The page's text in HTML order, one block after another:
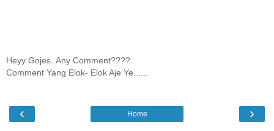
Heyy Gojes..Any Comment????
Comment Yang Elok- Elok Aje Ye......
‹ ›
Home